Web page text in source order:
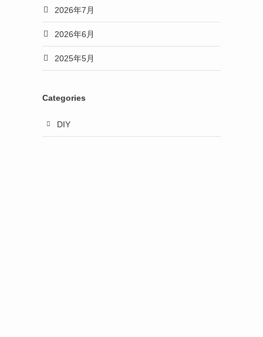
2026年7月
2026年6月
2025年5月
Categories
DIY